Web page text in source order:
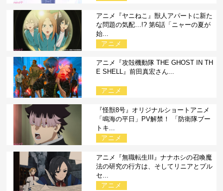
アニメ『ヤニねこ』獣人アパートに新た
な問題の気配…!? 第6話「ニャーの夏が
始...
アニメ
アニメ『攻殻機動隊 THE GHOST IN TH
E SHELL』前田真宏さん...
アニメ
『怪獣8号』オリジナルショートアニメ
「鳴海の平日」PV解禁！ 「防衛隊ブー
トキ...
アニメ
アニメ『無職転生III』ナナホシの召喚魔
法の研究の行方は、そしてリニアとプル
セ...
アニメ